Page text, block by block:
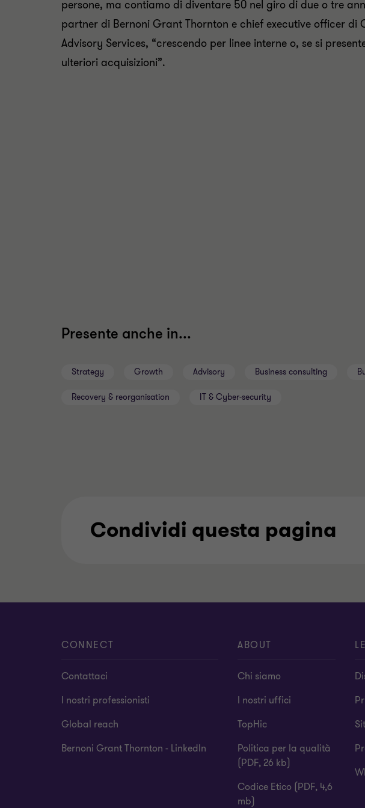
persone, ma contiamo di diventare 50 nel giro di due o tre
partner di Bernoni Grant Thornton e chief executive officer di
Advisory Services, “crescendo per linee interne o, se si
ulteriori acquisizioni”.
Presente anche in...
Strategy Growth Advisory Business consulting
Recovery & reorganisation IT & Cyber-security
Condividi questa pagina
CONNECT
Contattaci
I nostri professionisti
Global reach
Bernoni Grant Thornton - LinkedIn
ABOUT
Chi siamo
I nostri uffici
TopHic
Politica per la qualità
(PDF, 26 kb)
Codice Etico (PDF, 4,6
mb)